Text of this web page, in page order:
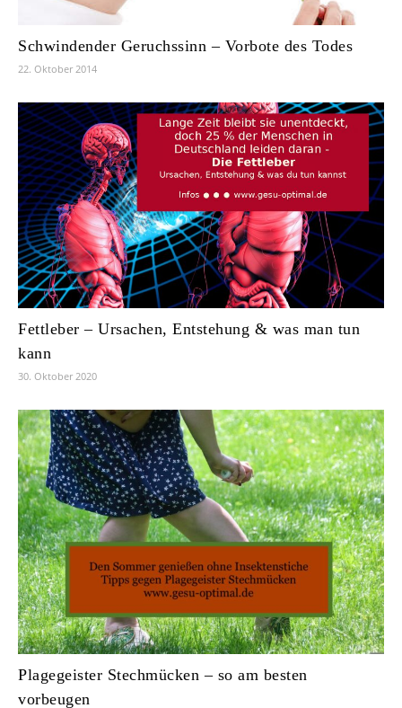
Schwindender Geruchssinn – Vorbote des Todes
22. Oktober 2014
Fettleber – Ursachen, Entstehung & was man tun
kann
30. Oktober 2020
Plagegeister Stechmücken – so am besten
vorbeugen